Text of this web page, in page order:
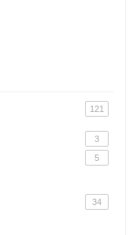
121
3
5
34